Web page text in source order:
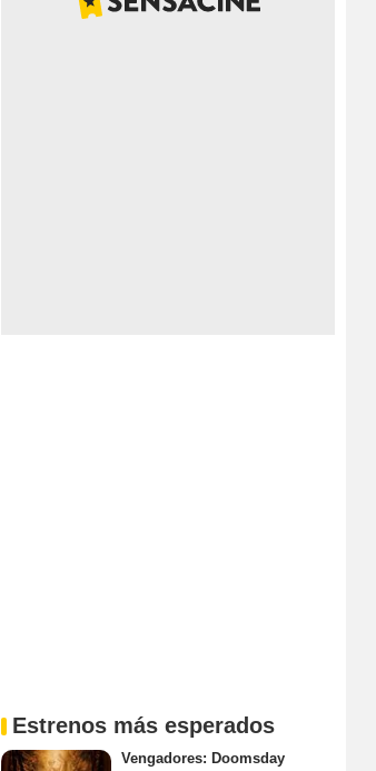
Estrenos más esperados
Vengadores: Doomsday